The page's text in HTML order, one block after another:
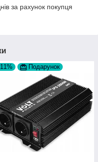
за рахунок покупця
Подарунок